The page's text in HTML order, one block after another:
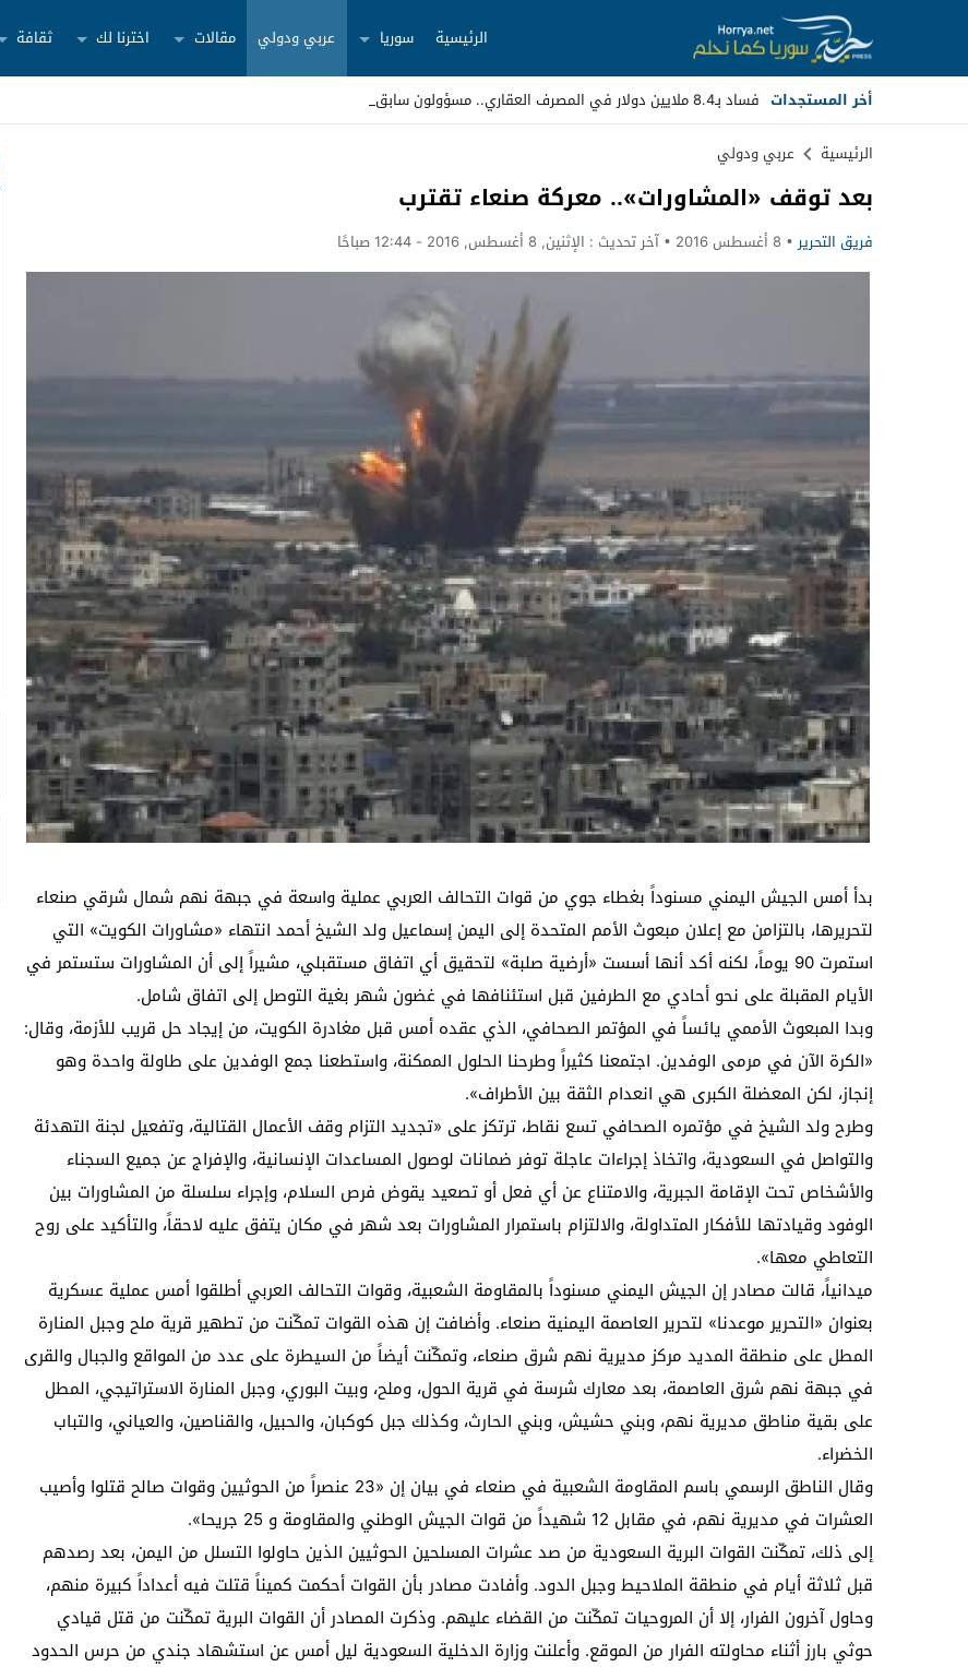
الرئيسية سوريا عربي ودولي مقالات اخترنا لك ثقافة
أخر المستجدات فساد بـ8.4 ملايين دولار في المصرف العقاري.. مسؤولون سابقون أمام ا _
Stop
Previous
Next
الرئيسية عربي ودولي
بعد توقف «المشاورات».. معركة صنعاء تقترب
فريق التحرير 8 أغسطس 2016 آخر تحديث : الإثنين, 8 أغسطس, 2016 - 12:44 صباحًا
بدأ أمس الجيش اليمني مسنوداً بغطاء جوي من قوات التحالف العربي عملية واسعة في جبهة نهم شمال شرقي صنعاء
لتحريرها، بالتزامن مع إعلان مبعوث الأمم المتحدة إلى اليمن إسماعيل ولد الشيخ أحمد انتهاء «مشاورات الكويت» التي
استمرت 90 يوماً، لكنه أكد أنها أسست «أرضية صلبة» لتحقيق أي اتفاق مستقبلي، مشيراً إلى أن المشاورات ستستمر في
الأيام المقبلة على نحو أحادي مع الطرفين قبل استئنافها في غضون شهر بغية التوصل إلى اتفاق شامل.
وبدا المبعوث الأممي يائساً في المؤتمر الصحافي، الذي عقده أمس قبل مغادرة الكويت، من إيجاد حل قريب للأزمة، وقال:
«الكرة الآن في مرمى الوفدين. اجتمعنا كثيراً وطرحنا الحلول الممكنة، واستطعنا جمع الوفدين على طاولة واحدة وهو
إنجاز، لكن المعضلة الكبرى هي انعدام الثقة بين الأطراف».
وطرح ولد الشيخ في مؤتمره الصحافي تسع نقاط، ترتكز على «تجديد التزام وقف الأعمال القتالية، وتفعيل لجنة التهدئة
والتواصل في السعودية، واتخاذ إجراءات عاجلة توفر ضمانات لوصول المساعدات الإنسانية، والإفراج عن جميع السجناء
والأشخاص تحت الإقامة الجبرية، والامتناع عن أي فعل أو تصعيد يقوض فرص السلام، وإجراء سلسلة من المشاورات بين
الوفود وقيادتها للأفكار المتداولة، والالتزام باستمرار المشاورات بعد شهر في مكان يتفق عليه لاحقاً، والتأكيد على روح
التعاطي معها».
ميدانياً، قالت مصادر إن الجيش اليمني مسنوداً بالمقاومة الشعبية، وقوات التحالف العربي أطلقوا أمس عملية عسكرية
بعنوان «‏التحرير موعدنا» لتحرير العاصمة اليمنية صنعاء. وأضافت إن هذه القوات تمكّنت من تطهير قرية ملح وجبل المنارة
المطل على منطقة المديد مركز مديرية نهم شرق صنعاء، وتمكّنت أيضاً من السيطرة على عدد من المواقع والجبال والقرى
في جبهة نهم شرق العاصمة، بعد معارك شرسة في قرية الحول، وملح، وبيت البوري، وجبل المنارة الاستراتيجي، المطل
على بقية مناطق مديرية نهم، وبني حشيش، وبني الحارث، وكذلك جبل كوكبان، والحبيل، والقناصين، والعياني، والتباب
الخضراء.
وقال الناطق الرسمي باسم المقاومة الشعبية في صنعاء في بيان إن «23 عنصراً من الحوثيين وقوات صالح قتلوا وأصيب
العشرات في مديرية نهم، في مقابل 12 شهيداً من قوات الجيش الوطني والمقاومة و 25 جريحا».
إلى ذلك، تمكّنت القوات البرية السعودية من صد عشرات المسلحين الحوثيين الذين حاولوا التسلل من اليمن، بعد رصدهم
قبل ثلاثة أيام في منطقة الملاحيط وجبل الدود. وأفادت مصادر بأن القوات أحكمت كميناً قتلت فيه أعداداً كبيرة منهم،
وحاول آخرون الفرار، إلا أن المروحيات تمكّنت من القضاء عليهم. وذكرت المصادر أن القوات البرية تمكّنت من قتل قيادي
حوثي بارز أثناء محاولته الفرار من الموقع. وأعلنت وزارة الدخلية السعودية ليل أمس عن استشهاد جندي من حرس الحدود